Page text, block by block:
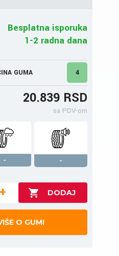
Besplatna isporuka
1-2 radna dana
GUMA 4
20.839 RSD
sa PDV-om
-
-
+
O GUMI